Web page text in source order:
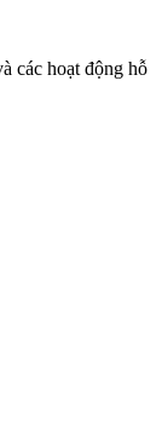
các hoạt động hỗ